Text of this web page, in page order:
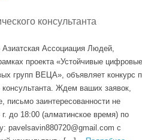
консультанта
Ассоциация Людей,
проекта «Устойчивые цифровые
групп ВЕЦА», объявляет конкурс
консультанта. Ждем ваших заявок,
заинтересованности не
до 18:00 (алматинское время) по
pavelsavin880720@gmail.com с